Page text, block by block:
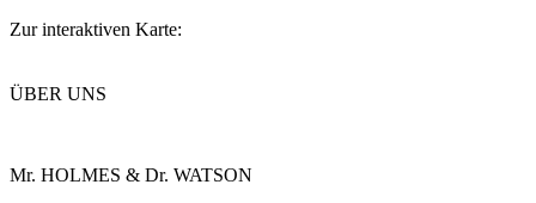
Zur interaktiven Karte:
ÜBER UNS
Mr. HOLMES & Dr. WATSON